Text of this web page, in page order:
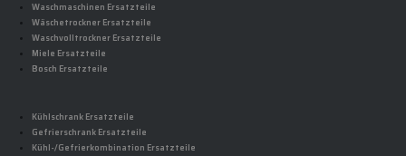
Waschmaschinen Ersatzteile
Wäschetrockner Ersatzteile
Waschvolltrockner Ersatzteile
Miele Ersatzteile
Bosch Ersatzteile
Kühlschrank Ersatzteile
Gefrierschrank Ersatzteile
Kühl-/Gefrierkombination Ersatzteile